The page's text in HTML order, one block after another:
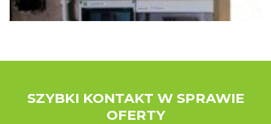
SZYBKI KONTAKT W SPRAWIE
OFERTY